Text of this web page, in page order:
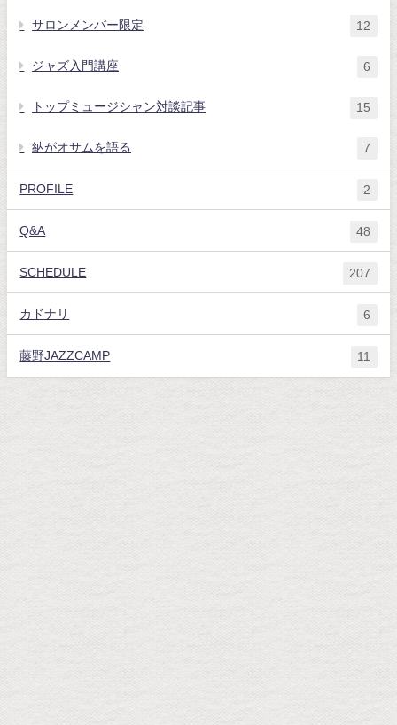
サロンメンバー限定 12
ジャズ入門講座 6
トップミュージシャン対談記事 15
納がオサムを語る 7
PROFILE 2
Q&A 48
SCHEDULE 207
カドナリ 6
藤野JAZZCAMP 11